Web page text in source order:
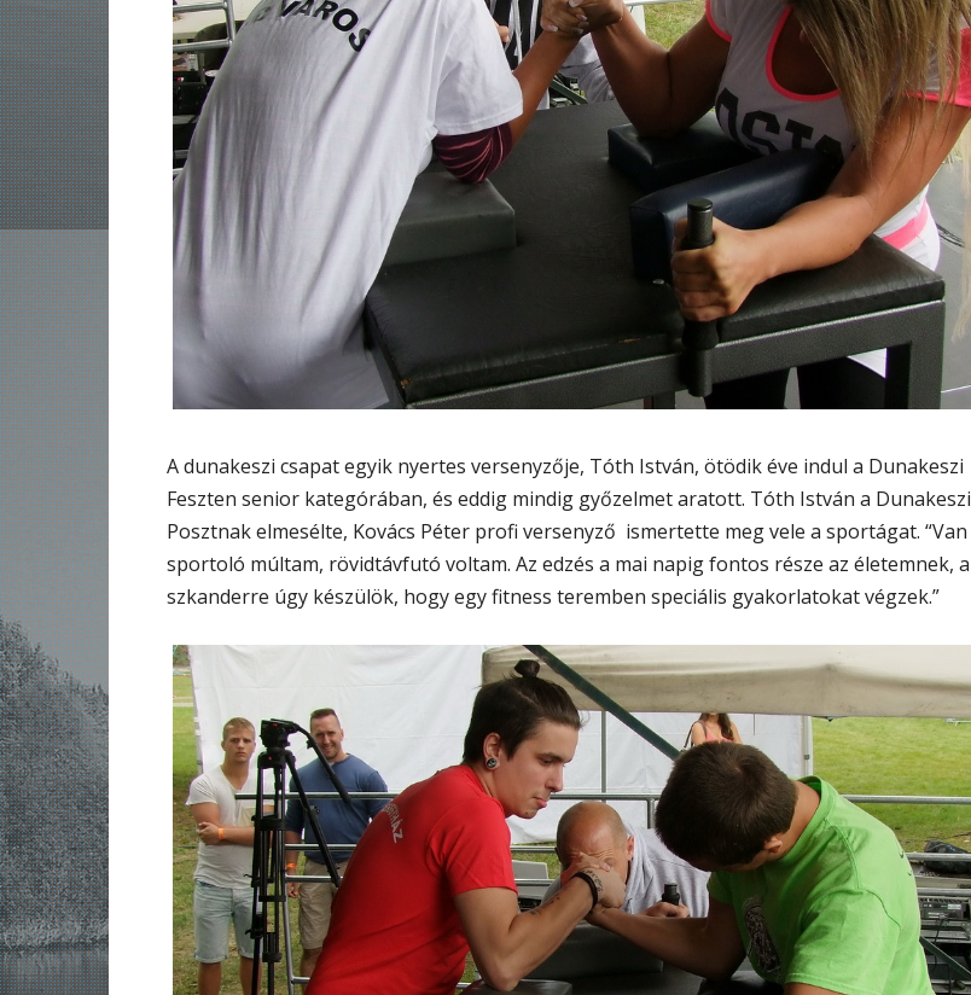
A dunakeszi csapat egyik nyertes versenyzője, Tóth István, ötödik éve indul a Dunakeszi
Feszten senior kategórában, és eddig mindig győzelmet aratott. Tóth István a Dunakeszi
Posztnak elmesélte, Kovács Péter profi versenyző ismertette meg vele a sportágat. “Van
sportoló múltam, rövidtávfutó voltam. Az edzés a mai napig fontos része az életemnek, a
szkanderre úgy készülök, hogy egy fitness teremben speciális gyakorlatokat végzek.”